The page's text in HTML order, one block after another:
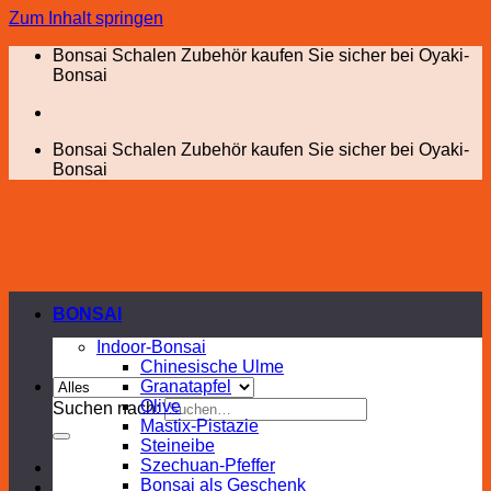
Zum Inhalt springen
Bonsai Schalen Zubehör kaufen Sie sicher bei Oyaki-
Bonsai
Bonsai Schalen Zubehör kaufen Sie sicher bei Oyaki-
Bonsai
Suchen nach:
BONSAI
Indoor-Bonsai
Chinesische Ulme
Granatapfel
Olive
Mastix-Pistazie
Steineibe
Szechuan-Pfeffer
Bonsai als Geschenk